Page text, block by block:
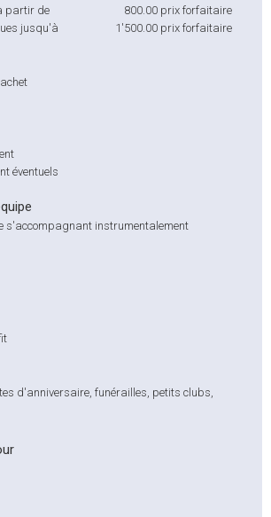
partir de 800.00 prix forfaitaire
jusqu'à
1'500.00 prix forfaitaire
éventuels
s'accompagnant instrumentalement
d'anniversaire, funérailles, petits clubs,